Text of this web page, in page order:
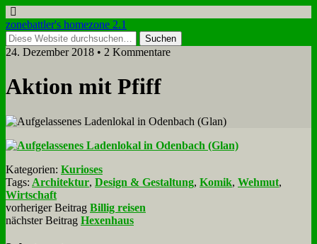
zonebattler's homezone 2.1
24. Dezember 2018 • 2 Kommentare
Ak­ti­on mit Pfiff
Kategorien: Kurioses
Tags: Architektur, Design & Gestaltung, Komik, Wehmut,
Wirtschaft
vorheriger Beitrag Billig reisen
nächster Beitrag Hexenhaus